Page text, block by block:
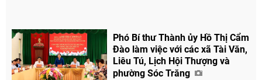
Phó Bí thư Thành ủy Hồ Thị Cẩm
Đào làm việc với các xã Tài Văn,
Liêu Tú, Lịch Hội Thượng và
phường Sóc Trăng